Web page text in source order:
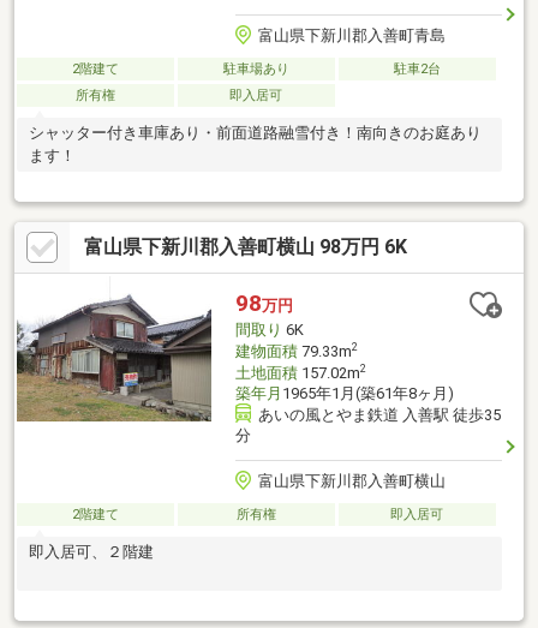
富山県下新川郡入善町青島
2階建て 駐車場あり
駐車2台
所有権
即入居可
シャッター付き車庫あり・前面道路融雪付き！南向きのお庭あり
ます！
富山県下新川郡入善町横山 98万円 6K
98万円
間取り 6K
建物面積79.33m2
土地面積157.02m2
築年月 1965年1月(築61年8ヶ月)
あいの風とやま鉄道 入善駅 徒歩35
分
富山県下新川郡入善町横山
2階建て 所有権 即入居可
即入居可、２階建